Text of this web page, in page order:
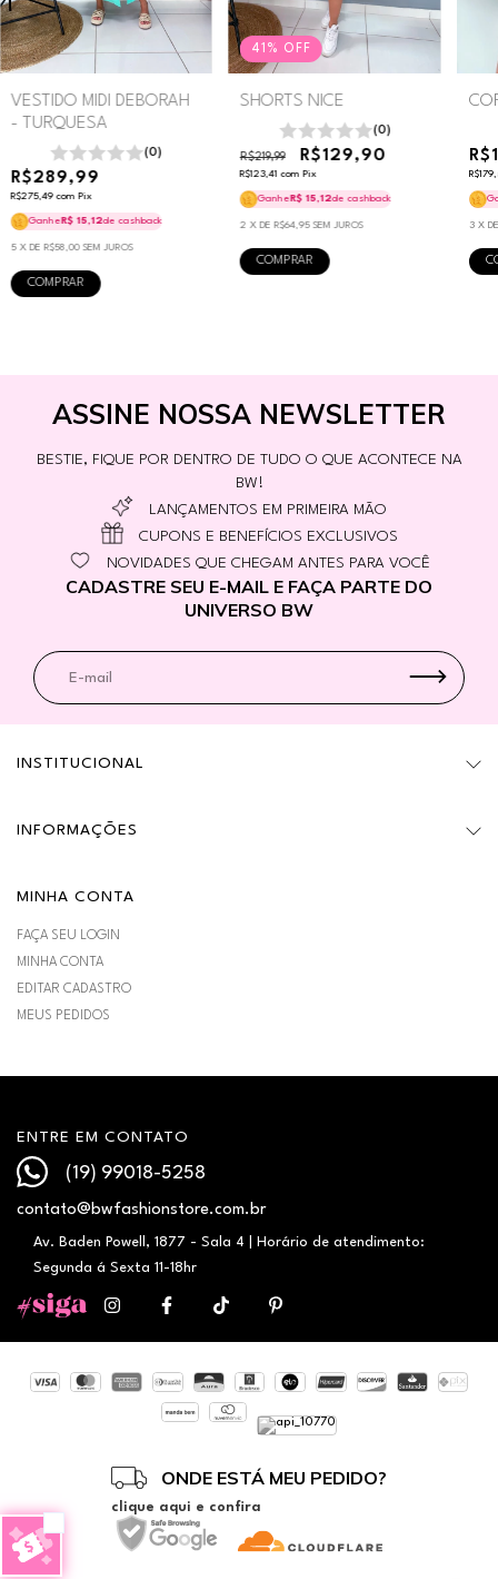
VESTIDO MIDI DEBORAH
- TURQUESA
(0)
R$289,99
R$275,49com Pix
Ganhe R$ 15,12de cashback
5 X DE R$58,00 SEM JUROS
COMPRAR
41 % OFF
SHORTS NICE
(0)
R$219,99 R$129,90
R$123,41com Pix
Ganhe R$ 15,12de cashback
2 X DE R$64,95 SEM JUROS
COMPRAR
3 X
ASSINE NOSSA NEWSLETTER
BESTIE, FIQUE POR DENTRO DE TUDO O QUE ACONTECE NA
BW!
LANÇAMENTOS EM PRIMEIRA MÃO
CUPONS E BENEFÍCIOS EXCLUSIVOS
NOVIDADES QUE CHEGAM ANTES PARA VOCÊ
CADASTRE SEU E-MAIL E FAÇA PARTE DO
UNIVERSO BW
INSTITUCIONAL
INFORMAÇÕES
MINHA CONTA
FAÇA SEU LOGIN
MINHA CONTA
EDITAR CADASTRO
MEUS PEDIDOS
ENTRE EM CONTATO
(19) 99018-5258
contato@bwfashionstore.com.br
Av. Baden Powell, 1877 - Sala 4 | Horário de atendimento:
Segunda á Sexta 11-18hr
ONDE ESTÁ MEU PEDIDO?
clique aqui e confira